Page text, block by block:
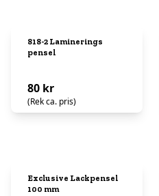
818-2 Laminerings
pensel
80 kr
(Rek ca. pris)
Exclusive Lackpensel
100 mm